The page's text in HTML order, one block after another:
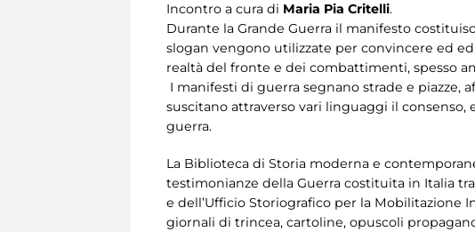
Incontro a cura di Maria Pia Critelli.
Durante la Grande Guerra il manifesto
slogan vengono utilizzate per convincere ed
realtà del fronte e dei combattimenti, spesso
I manifesti di guerra segnano strade e
suscitano attraverso vari linguaggi il
guerra.
La Biblioteca di Storia moderna e
testimonianze della Guerra costituita in Italia
e dell’Ufficio Storiografico per la
giornali di trincea, cartoline, opuscoli